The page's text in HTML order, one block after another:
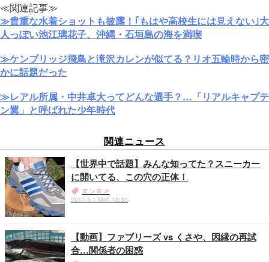
≪関連記事≫
≫貴重な水着ショットも披露！｢もはや高校生には見えない｣大
人っぽい池江璃花子、沖縄・石垣島の海を満喫
≫ケンブリッジ飛鳥と滝沢カレンが似てる？リオ五輪時から密
かに話題だった
≫レアル所属・中井卓大ってどんな選手？…「リアルキャプテ
ン翼」と呼ばれた少年時代
関連ニュース
【世界中で話題】みんな知ってた？スニーカー
に開いてる、この穴の正体！
エンタメ
2017.5.1 Mon 13:30
【動画】ファブリーズ vs くさや、因縁の再試
合…関係者の困惑